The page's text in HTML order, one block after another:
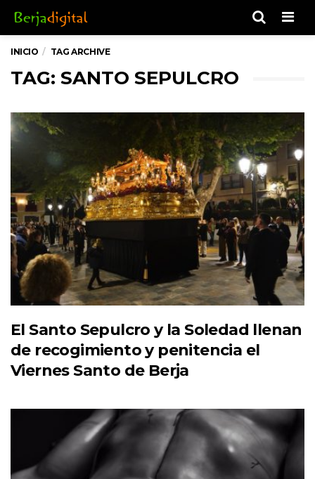
INICIO TAG ARCHIVE
TAG: SANTO SEPULCRO
El Santo Sepulcro y la Soledad llenan
de recogimiento y penitencia el
Viernes Santo de Berja